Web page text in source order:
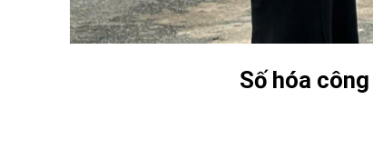
Sốhóa cô